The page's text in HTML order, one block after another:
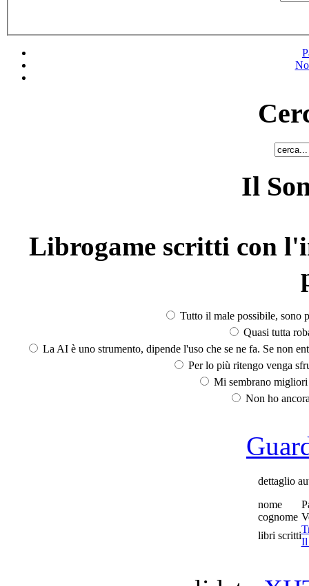
Il
Librogame scritti con
Tutto il male possibile, sono
Quasi tutta
La AI è uno strumento, dipende l'uso che se ne fa. Se non
Per lo più ritengo venga
Mi sembrano
Non ho
dettaglio
nome
cognome
libri scritti
Il